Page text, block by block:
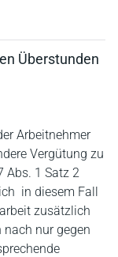
Überstunden
Arbeitnehmer
Vergütung zu
Abs. 1 Satz 2
in diesem Fall
zusätzlich
nach nur gegen